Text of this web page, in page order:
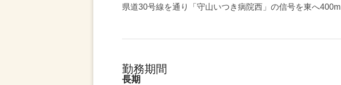
県道30号線を通り「守山いつき病院西」の信号を東へ400m
勤務期間
長期